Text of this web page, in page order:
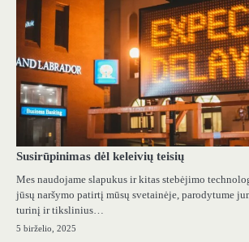
Susirūpinimas dėl keleivių teisių
Mes naudojame slapukus ir kitas stebėjimo
jūsų naršymo patirtį mūsų svetainėje, parodytume
turinį ir tikslinius…
5 birželio, 2025